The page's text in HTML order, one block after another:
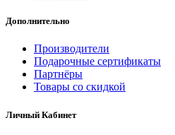
Дополнительно
Производители
Подарочные сертификаты
Партнёры
Товары со скидкой
Личный Кабинет